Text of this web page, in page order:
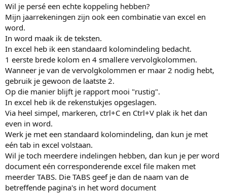
Wil je persé een echte koppeling hebben?
Mijn jaarrekeningen zijn ook een combinatie van excel en
word.
In word maak ik de teksten.
In excel heb ik een standaard kolomindeling bedacht.
1 eerste brede kolom en 4 smallere vervolgkolommen.
Wanneer je van de vervolgkolommen er maar 2 nodig hebt,
gebruik je gewoon de laatste 2.
Op die manier blijft je rapport mooi "rustig".
In excel heb ik de rekenstukjes opgeslagen.
Via heel simpel, markeren, ctrl+C en Ctrl+V plak ik het dan
even in word.
Werk je met een standaard kolomindeling, dan kun je met
eén tab in excel volstaan.
Wil je toch meerdere indelingen hebben, dan kun je per word
document eén corresponderende excel file maken met
meerder TABS. Die TABS geef je dan de naam van de
betreffende pagina's in het word document